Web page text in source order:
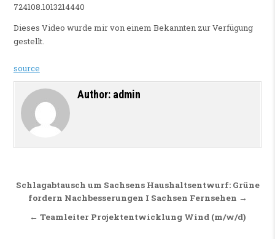
724108.1013214440
Dieses Video wurde mir von einem Bekannten zur Verfügung
gestellt.
source
Author: admin
Beitragsnavigation
Schlagabtausch um Sachsens Haushaltsentwurf: Grüne
fordern Nachbesserungen I Sachsen Fernsehen →
← Teamleiter Projektentwicklung Wind (m/w/d)